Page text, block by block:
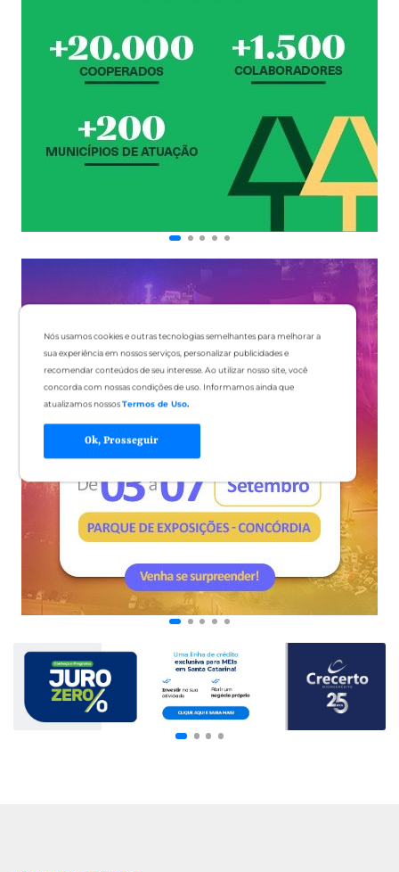
Nós usamos cookies e outras tecnologias semelhantes para melhorar a
sua experiência em nossos serviços, personalizar publicidades e
recomendar conteúdos de seu interesse. Ao utilizar nosso site, você
concorda com nossas condições de uso. Informamos ainda que
atualizamos nossosTermos de Uso.
Ok, Prosseguir